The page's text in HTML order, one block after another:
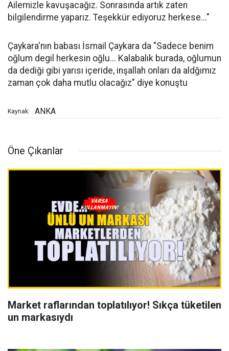
Ailemizle kavuşacağız. Sonrasında artık zaten
bilgilendirme yaparız. Teşekkür ediyoruz herkese..."
Çaykara'nın babası İsmail Çaykara da "Sadece benim
oğlum degil herkesin oğlu... Kalabalık burada, oğlumun
da dediği gibi yarısı içeride, inşallah onları da aldğımız
zaman çok daha mutlu olacağız" diye konuştu
Kaynak: ANKA
Öne Çıkanlar
Market raflarından toplatılıyor! Sıkça tüketilen
un markasıydı